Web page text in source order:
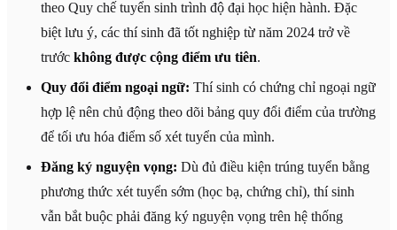
theo Quy chế tuyển sinh trình độ đại học hiện hành. Đặc
biệt lưu ý, các thí sinh đã tốt nghiệp từ năm 2024 trở về
trước không được cộng điểm ưu tiên.
Quy đổi điểm ngoại ngữ: Thí sinh có chứng chỉ ngoại ngữ
hợp lệ nên chủ động theo dõi bảng quy đổi điểm của trường
để tối ưu hóa điểm số xét tuyển của mình.
Đăng ký nguyện vọng: Dù đủ điều kiện trúng tuyển bằng
phương thức xét tuyển sớm (học bạ, chứng chỉ), thí sinh
vẫn bắt buộc phải đăng ký nguyện vọng trên hệ thống